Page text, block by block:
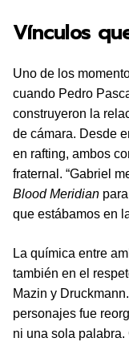
Vínculos
Uno de los
cuando Pedro
construyeron la
de cámara. Desde
en rafting, ambos
fraternal. “Gabriel
Blood Meridian
que estábamos en
La química entre
también en el
Mazin y
personajes fue
ni una sola